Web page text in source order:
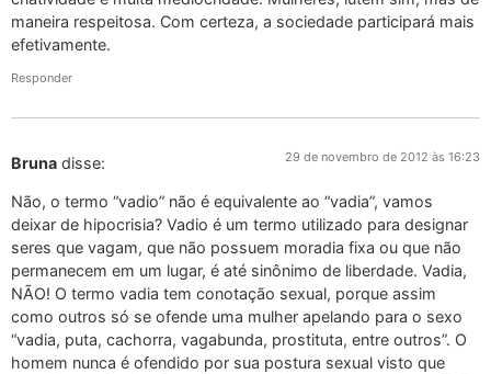
maneira respeitosa. Com certeza, a sociedade participará mais
efetivamente.
Responder
Bruna disse: 29 de novembro de 2012 às 16:23
Não, o termo “vadio” não é equivalente ao “vadia”, vamos
deixar de hipocrisia? Vadio é um termo utilizado para designar
seres que vagam, que não possuem moradia fixa ou que não
permanecem em um lugar, é até sinônimo de liberdade. Vadia,
NÃO! O termo vadia tem conotação sexual, porque assim
como outros só se ofende uma mulher apelando para o sexo
“vadia, puta, cachorra, vagabunda, prostituta, entre outros”. O
homem nunca é ofendido por sua postura sexual visto que